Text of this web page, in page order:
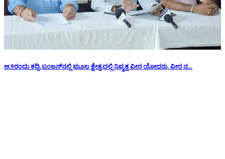
ಆ.9ರಂದು ಕದ್ರಿ ಬಂಜನ್‌ನಲ್ಲಿ ಮೂಲ ಕ್ಷೇತ್ರದಲ್ಲಿ ನಿವೃತ್ತ ವೀರ ಯೋಧರು, ವೀರ ನ...